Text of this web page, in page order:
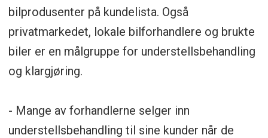
bilprodusenter på kundelista. Også
privatmarkedet, lokale bilforhandlere og brukte
biler er en målgruppe for understellsbehandling
og klargjøring.
- Mange av forhandlerne selger inn
understellsbehandling til sine kunder når de